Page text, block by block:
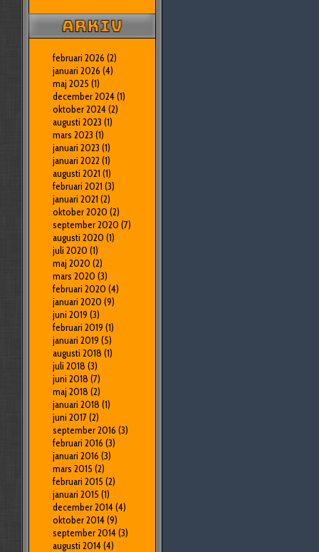
februari 2026 (2)
januari 2026 (4)
maj 2025 (1)
december 2024(1)
oktober 2024(2)
augusti 2023 (1)
mars 2023 (1)
januari 2023 (1)
januari 2022 (1)
augusti 2021 (1)
februari 2021 (3)
januari 2021 (2)
oktober 2020 (2)
september 2020 (7)
augusti 2020 (1)
juli 2020 (1)
maj 2020 (2)
mars 2020 (3)
februari 2020 (4)
januari 2020 (9)
juni 2019 (3)
februari 2019 (1)
januari 2019 (5)
augusti 2018 (1)
juli 2018 (3)
juni 2018 (7)
maj 2018 (2)
januari 2018 (1)
juni 2017(2)
september 2016 (3)
februari 2016 (3)
januari 2016 (3)
mars 2015 (2)
februari 2015 (2)
januari 2015 (1)
december 2014(4)
oktober 2014(9)
september 2014(3)
augusti 2014(4)